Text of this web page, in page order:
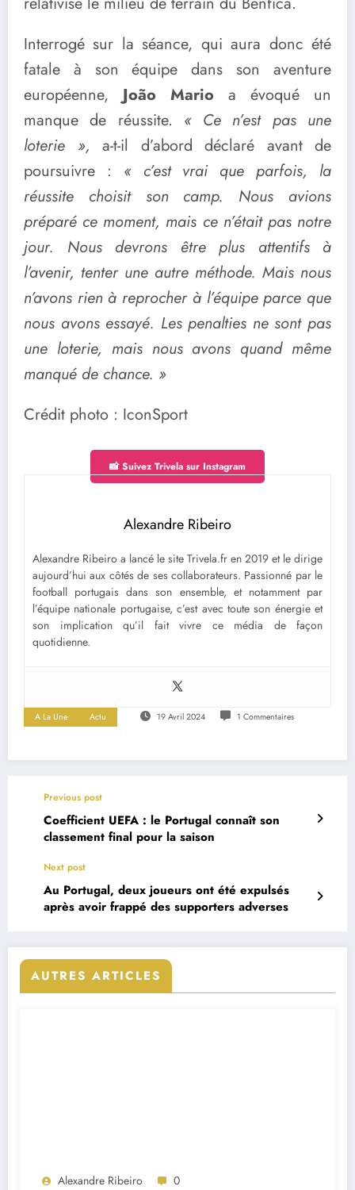
Interrogé sur la séance, qui aura donc été
fatale à son équipe dans son aventure
européenne, João Mario a évoqué un
manque de réussite. « Ce n’est pas une
loterie », a-t-il d’abord déclaré avant de
poursuivre : « c’est vrai que parfois, la
réussite choisit son camp. Nous avions
préparé ce moment, mais ce n’était pas notre
jour. Nous devrons être plus attentifs à
l’avenir, tenter une autre méthode. Mais nous
n’avons rien à reprocher à l’équipe parce que
nous avons essayé. Les penalties ne sont pas
une loterie, mais nous avons quand même
manqué de chance. »
Crédit photo : IconSport
📸 Suivez Trivela sur Instagram
Alexandre Ribeiro
Alexandre Ribeiro a lancé le site Trivela.fr en 2019 et le dirige
aujourd’hui aux côtés de ses collaborateurs. Passionné par le
football portugais dans son ensemble, et notamment par
l’équipe nationale portugaise, c’est avec toute son énergie et
son implication qu’il fait vivre ce média de façon
quotidienne.
A La Une Actu 19 Avril 2024 1 Commentaires
Previous post
Coefficient UEFA : le Portugal connaît son
classement final pour la saison
Next post
Au Portugal, deux joueurs ont été expulsés
après avoir frappé des supporters adverses
AUTRES ARTICLES
Alexandre Ribeiro 0